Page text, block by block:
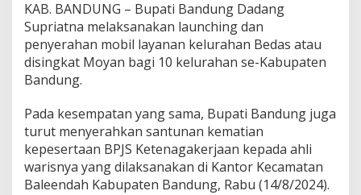
a
n
n
K
a
d
a
M
a
s
KAB. BANDUNG – Bupati Bandung Dadang
Supriatna melaksanakan launching dan
penyerahan mobil layanan kelurahan Bedas atau
disingkat Moyan bagi 10 kelurahan se-Kabupaten
Bandung.
Pada kesempatan yang sama, Bupati Bandung juga
turut menyerahkan santunan kematian
kepesertaan BPJS Ketenagakerjaan kepada ahli
warisnya yang dilaksanakan di Kantor Kecamatan
Baleendah Kabupaten Bandung, Rabu (14/8/2024).